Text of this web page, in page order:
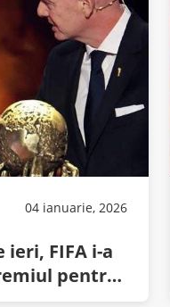
04 ianuarie, 2026
FIFA i-a
pentru